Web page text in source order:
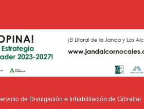
de Divulgación e Inhabilitación de Gibraltar